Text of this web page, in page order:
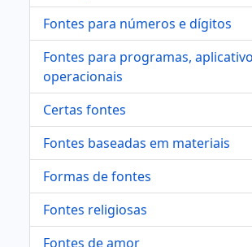
Fontes para números e dígitos
Fontes para programas,
operacionais
Certas fontes
Fontes baseadas em materiais
Formas de fontes
Fontes religiosas
Fontes de amor